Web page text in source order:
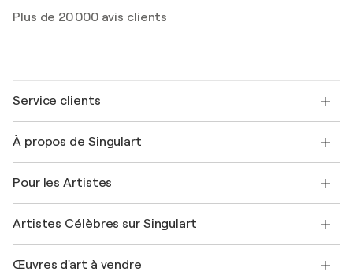
Plus de 20 000 avis clients
Service clients
Expédition
Offrir une carte cadeau
Rejoignez notre programme commercial
Mon compte
+33 1 76 44 06 42
À propos de Singulart
FAQ
Magazine Singulart
Emplois
Découvrez une sélection d'art original
Pour les Artistes
Se connecter en tant qu'Artiste
Artistes Célèbres sur Singulart
Marc Chagall
Œuvres d'art à vendre